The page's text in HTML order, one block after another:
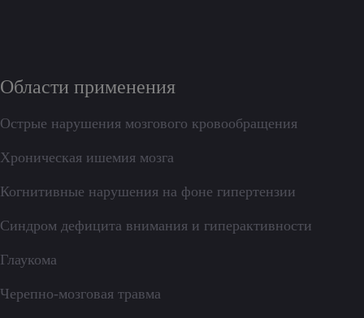
Области применения
Острые нарушения мозгового кровообращения
Хроническая ишемия мозга
Когнитивные нарушения на фоне гипертензии
Синдром дефицита внимания и гиперактивности
Глаукома
Черепно-мозговая травма